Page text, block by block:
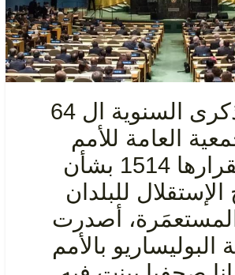
بمناسبة الذكرى السنوية ال 64
العامة للأمم
المتحدة لقرارها 1514 بشأن
الإستقلال للبلدان
أصدرت
البوليساريو بالأمم